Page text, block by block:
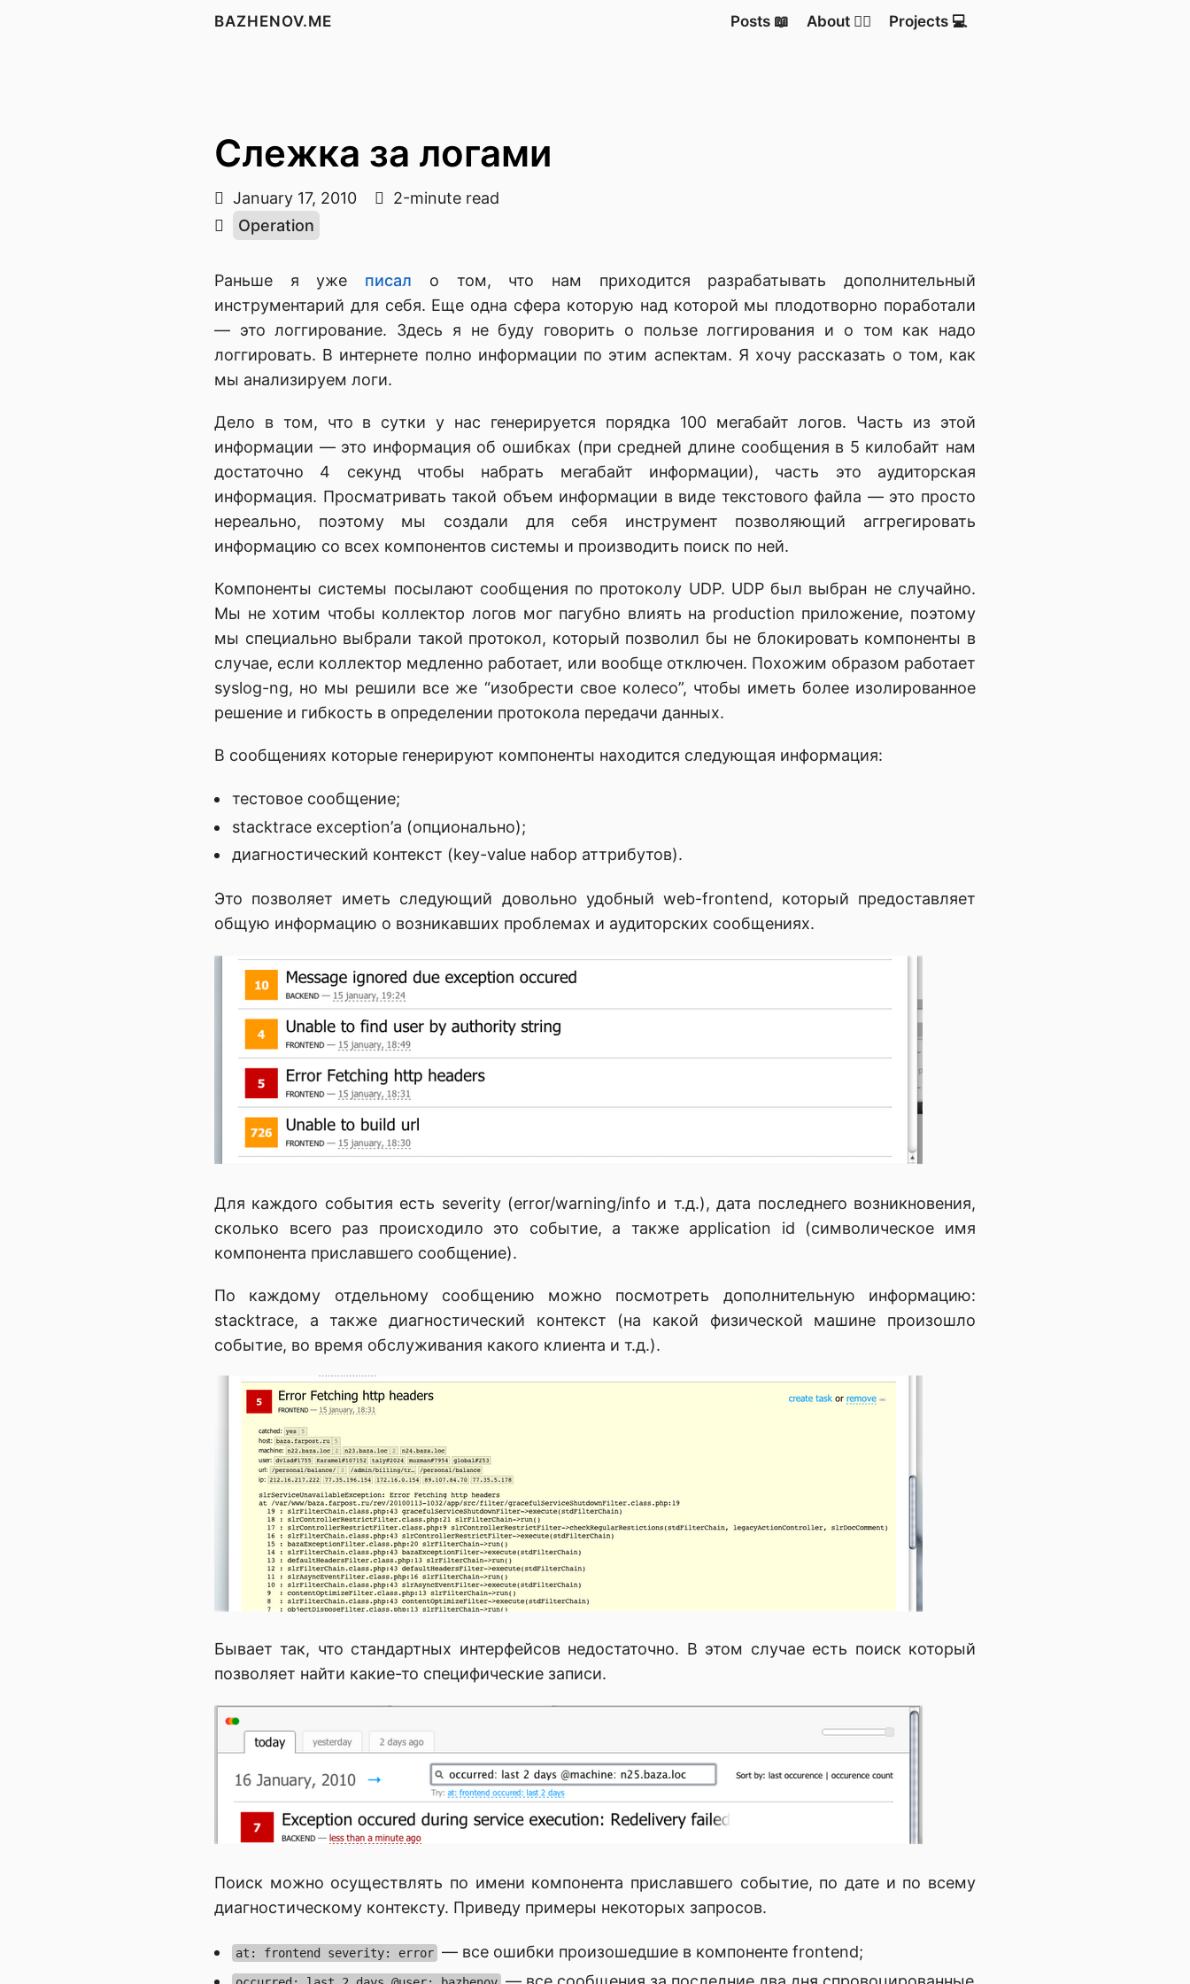
BAZHENOV.ME Posts 📖 About 💁‍♂️ Projects 💻
Слежка за логами
January 17, 2010
2-minute read
Operation
Раньше я уже писал о том, что нам приходится разрабатывать дополнительный
инструментарий для себя. Еще одна сфера которую над которой мы плодотворно поработали
— это логгирование. Здесь я не буду говорить о пользе логгирования и о том как надо
логгировать. В интернете полно информации по этим аспектам. Я хочу рассказать о том, как
мы анализируем логи.
Дело в том, что в сутки у нас генерируется порядка 100 мегабайт логов. Часть из этой
информации — это информация об ошибках (при средней длине сообщения в 5 килобайт нам
достаточно 4 секунд чтобы набрать мегабайт информации), часть это аудиторская
информация. Просматривать такой объем информации в виде текстового файла — это просто
нереально, поэтому мы создали для себя инструмент позволяющий аггрегировать
информацию со всех компонентов системы и производить поиск по ней.
Компоненты системы посылают сообщения по протоколу UDP. UDP был выбран не случайно.
Мы не хотим чтобы коллектор логов мог пагубно влиять на production приложение, поэтому
мы специально выбрали такой протокол, который позволил бы не блокировать компоненты в
случае, если коллектор медленно работает, или вообще отключен. Похожим образом работает
syslog-ng, но мы решили все же “изобрести свое колесо”, чтобы иметь более изолированное
решение и гибкость в определении протокола передачи данных.
В сообщениях которые генерируют компоненты находится следующая информация:
тестовое сообщение;
stacktrace exception’а (опционально);
диагностический контекст (key-value набор аттрибутов).
Это позволяет иметь следующий довольно удобный web-frontend, который предоставляет
общую информацию о возникавших проблемах и аудиторских сообщениях.
Для каждого события есть severity (error/warning/info и т.д.), дата последнего возникновения,
сколько всего раз происходило это событие, а также application id (символическое имя
компонента приславшего сообщение).
По каждому отдельному сообщению можно посмотреть дополнительную информацию:
stacktrace, а также диагностический контекст (на какой физической машине произошло
событие, во время обслуживания какого клиента и т.д.).
Бывает так, что стандартных интерфейсов недостаточно. В этом случае есть поиск который
позволяет найти какие-то специфические записи.
Поиск можно осуществлять по имени компонента приславшего событие, по дате и по всему
диагностическому контексту. Приведу примеры некоторых запросов.
at: frontend severity: error — все ошибки произошедшие в компоненте frontend;